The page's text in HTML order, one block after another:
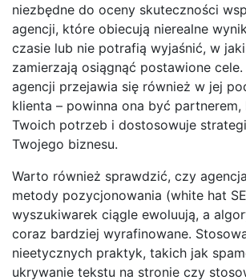
niezbędne do oceny skuteczności
agencji, które obiecują nierealne
czasie lub nie potrafią wyjaśnić, w
zamierzają osiągnąć postawione
agencji przejawia się również w jej
klienta – powinna ona być partnerem,
Twoich potrzeb i dostosowuje
Twojego biznesu.
Warto również sprawdzić, czy
metody pozycjonowania (white hat
wyszukiwarek ciągle ewoluują, a
coraz bardziej wyrafinowane.
nieetycznych praktyk, takich jak
ukrywanie tekstu na stronie czy